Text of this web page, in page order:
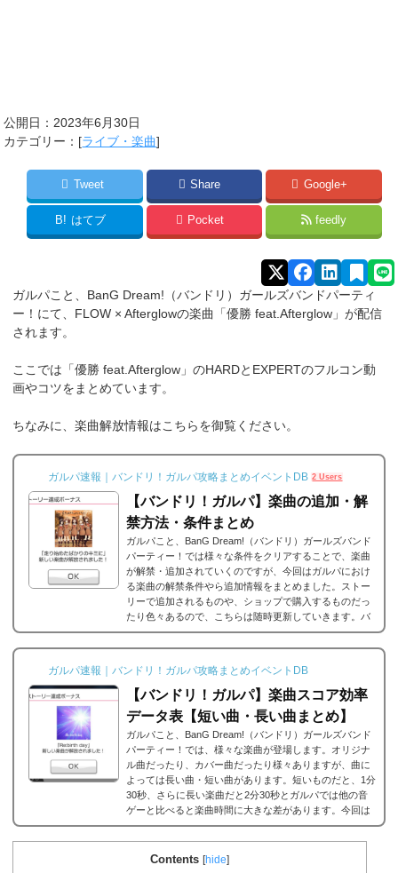
公開日： 2023年6月30日
カテゴリー：[ライブ・楽曲]
Tweet Share Google+
B! はてブ Pocket feedly
ガルパこと、BanG Dream!（バンドリ）ガールズバンドパーティ
ー！にて、FLOW × Afterglowの楽曲「優勝 feat.Afterglow」が配信
されます。
ここでは「優勝 feat.Afterglow」のHARDとEXPERTのフルコン動
画やコツをまとめています。
ちなみに、楽曲解放情報はこちらを御覧ください。
ガルパ速報｜バンドリ！ガルパ攻略まとめイベントDB 2 Users
【バンドリ！ガルパ】楽曲の追加・解
禁方法・条件まとめ
ガルパこと、BanG Dream!（バンドリ）ガールズバンド
パーティー！では様々な条件をクリアすることで、楽曲
が解禁・追加されていくのですが、今回はガルパにおけ
る楽曲の解禁条件やら追加情報をまとめました。ストー
リーで追加されるものや、ショップで購入するものだっ
たり色々あるので、こちらは随時更新していきます。バ
ンドリ/ガルパの楽曲の追加・解禁方法一覧それでは、バ
ンドリ/ガルパに於ける楽曲の追加・解禁方法一覧です。
り、いろいろな条件があると思うのですが、それぞれ...
ガルパ速報｜バンドリ！ガルパ攻略まとめイベントDB
【バンドリ！ガルパ】楽曲スコア効率
データ表【短い曲・長い曲まとめ】
ガルパこと、BanG Dream!（バンドリ）ガールズバンド
パーティー！では、様々な楽曲が登場します。オリジナ
ル曲だったり、カバー曲だったり様々ありますが、曲に
よっては長い曲・短い曲があります。短いものだと、1分
30秒、さらに長い楽曲だと2分30秒とガルパでは他の音
ゲーと比べると楽曲時間に大きな差があります。今回は
ガルパに登場する楽曲の長い曲、短い曲のまとめや、イ
ベント周回におすすめの楽曲などをまとめました。楽曲
別スコア効率表(協力ライブ) ↓別タブで見る場合はこち
Contents [hide]